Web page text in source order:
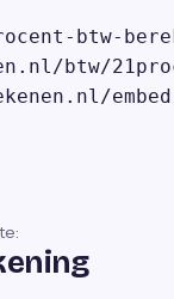
btw-
btw/